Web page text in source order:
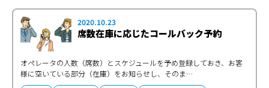
2020.10.23
席数在庫に応じたコールバック予約
オペレータの人数（席数）とスケジュールを予め登録しておき、お客
様に空いている部分（在庫）をお知らせし、そのま…